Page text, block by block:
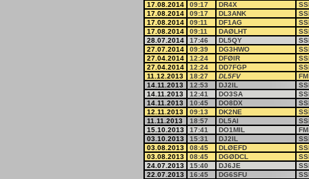
17.08.2014
09:17 DR4X
17.08.2014
09:17 DL3ANK
17.08.2014
09:11 DF1AG
17.08.2014
09:11 DAØLHT
28.07.2014
17:46 DL5QY
27.07.2014
09:39 DG3HWO
27.04.2014
12:24 DFØIR
27.04.2014
12:24 DD7FGP
11.12.2013
18:27 DL5FV
FM
14.11.2013
12:53 DJ2IL
14.11.2013
12:41 DO3SA
14.11.2013
10:45 DO8DX
12.11.2013
09:13 DK2NE
11.11.2013
18:57 DL5AI
15.10.2013
17:41 DO1MIL
FM
03.10.2013
15:31 DJ2IL
03.08.2013
08:45 DLØEFD
03.08.2013
08:45 DGØDCL
24.07.2013
15:40 DJ6JE
22.07.2013
16:45 DG6SFU